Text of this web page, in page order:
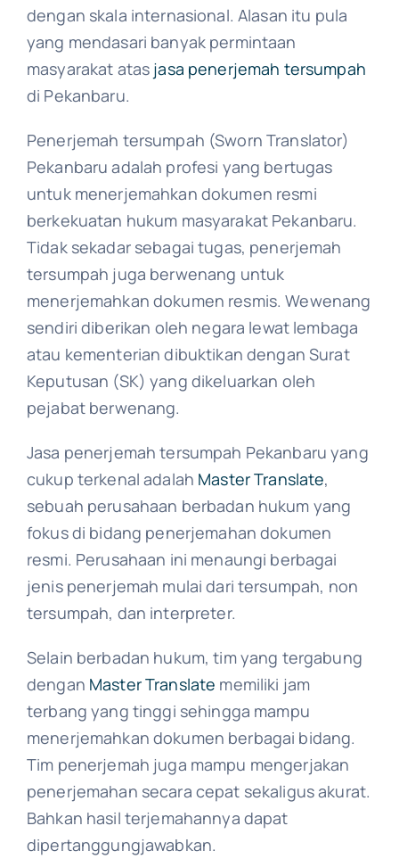
dengan skala internasional. Alasan itu pula
yang mendasari banyak permintaan
masyarakat atas jasa penerjemah tersumpah
di Pekanbaru.
Penerjemah tersumpah (Sworn Translator)
Pekanbaru adalah profesi yang bertugas
untuk menerjemahkan dokumen resmi
berkekuatan hukum masyarakat Pekanbaru.
Tidak sekadar sebagai tugas, penerjemah
tersumpah juga berwenang untuk
menerjemahkan dokumen resmis. Wewenang
sendiri diberikan oleh negara lewat lembaga
atau kementerian dibuktikan dengan Surat
Keputusan (SK) yang dikeluarkan oleh
pejabat berwenang.
Jasa penerjemah tersumpah Pekanbaru yang
cukup terkenal adalah Master Translate,
sebuah perusahaan berbadan hukum yang
fokus di bidang penerjemahan dokumen
resmi. Perusahaan ini menaungi berbagai
jenis penerjemah mulai dari tersumpah, non
tersumpah, dan interpreter.
Selain berbadan hukum, tim yang tergabung
dengan Master Translate memiliki jam
terbang yang tinggi sehingga mampu
menerjemahkan dokumen berbagai bidang.
Tim penerjemah juga mampu mengerjakan
penerjemahan secara cepat sekaligus akurat.
Bahkan hasil terjemahannya dapat
dipertanggungjawabkan.